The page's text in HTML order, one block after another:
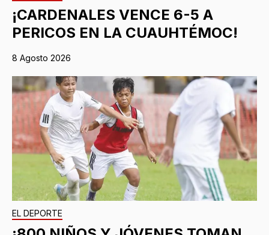
¡CARDENALES VENCE 6-5 A
PERICOS EN LA CUAUHTÉMOC!
8 Agosto 2026
EL DEPORTE